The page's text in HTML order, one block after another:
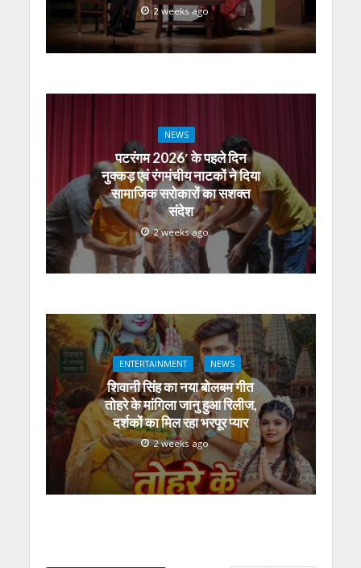
2 weeks ago
NEWS
पटरंगम 2026′ के पहले दिन
नुक्कड़ एवं रंगमंचीय नाटकों ने दिया
सामाजिक सरोकारों का सशक्त
संदेश
2 weeks ago
ENTERTAINMENT NEWS
शिवानी सिंह का नया बोलबम गीत
तोहरे के मांगिला जानु हुआ रिलीज,
दर्शकों का मिल रहा भरपूर प्यार
2 weeks ago